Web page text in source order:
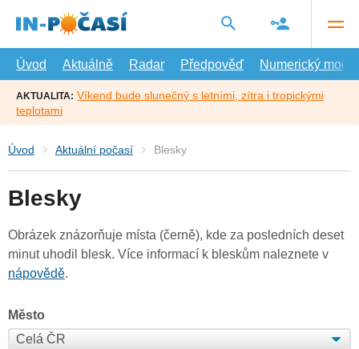
hlavní
Úvod
Aktuálně Radar Předpověď Numerický model
AKTUALITA: Víkend bude slunečný s letními, zítra i tropickými
teplotami
Úvod Aktuální počasí Blesky
Blesky
Obrázek znázorňuje místa (černě), kde za posledních deset
minut uhodil blesk. Více informací k bleskům naleznete v
nápovědě.
Město